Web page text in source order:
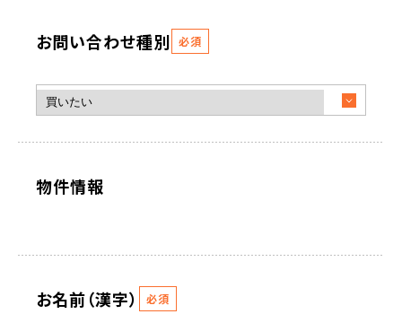
お問い合わせ種別 必須
物件情報
お名前（漢字） 必須